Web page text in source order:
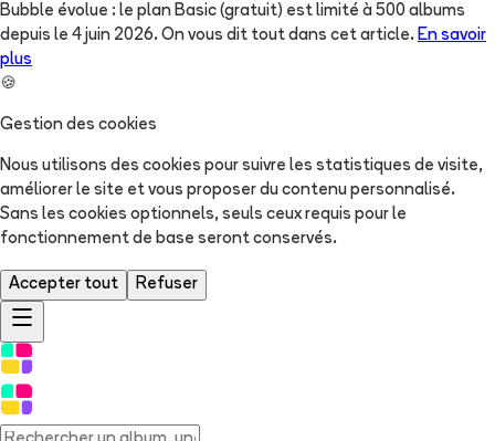
Bubble évolue : le plan Basic (gratuit) est limité à 500 albums
depuis le 4 juin 2026. On vous dit tout dans cet article. En savoir
plus
🍪
Gestion des cookies
Nous utilisons des cookies pour suivre les statistiques de visite,
améliorer le site et vous proposer du contenu personnalisé.
Sans les cookies optionnels, seuls ceux requis pour le
fonctionnement de base seront conservés.
Accepter tout Refuser